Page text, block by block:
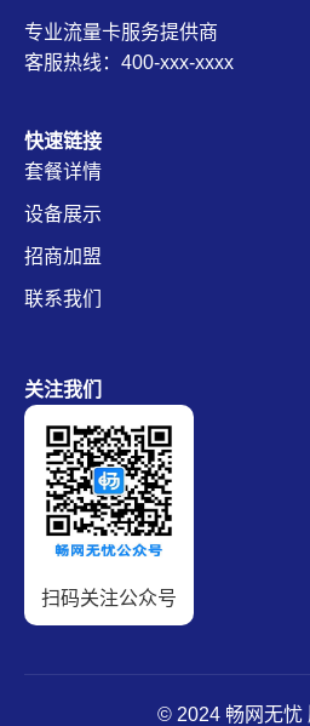
专业流量卡服务提供商
客服热线：400-xxx-xxxx
快速链接
套餐详情
设备展示
招商加盟
联系我们
关注我们
扫码关注公众号
© 2024 畅网无忧